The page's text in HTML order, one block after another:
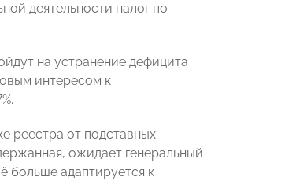
деятельности налог по
на устранение дефицита
интересом к
реестра от подставных
ожидает генеральный
больше адаптируется к